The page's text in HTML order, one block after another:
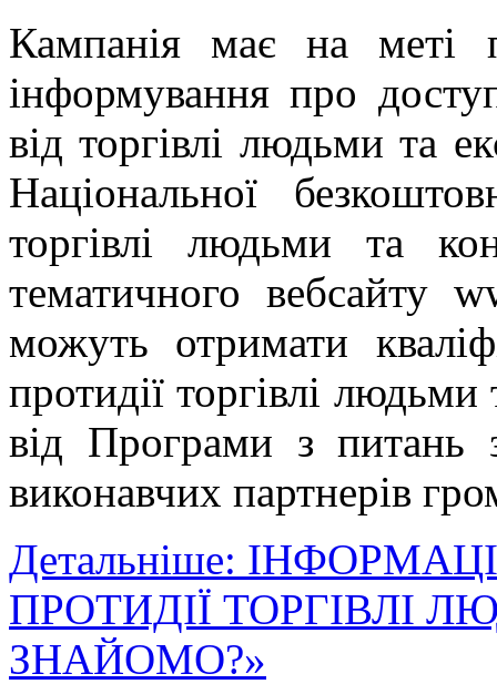
Кампанія має на меті
інформування про
від торгівлі людьми та
Національної
торгівлі людьми та
тематичного вебсайту
можуть отримати
протидії торгівлі
від Програми з
виконавчих партнерів
Детальніше:
ПРОТИДІЇ ТОРГІВЛІ
ЗНАЙОМО?»